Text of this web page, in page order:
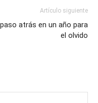
Artículo siguiente
atrás en un año para
el olvido